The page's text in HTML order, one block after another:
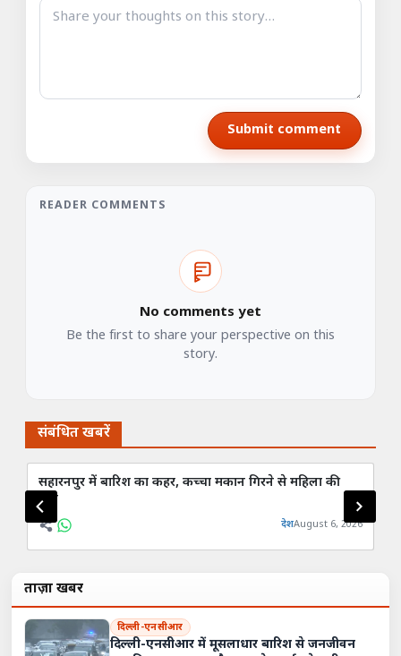
Submit comment
READER COMMENTS
No comments yet
Be the first to share your perspective on this
story.
संबंधित खबरें
सहारनपुर में बारिश का कहर, कच्चा मकान गिरने से महिला की
मौत
देशAugust 6, 2026
ताज़ा खबरें
दिल्ली-एनसीआर
दिल्ली-एनसीआर में मूसलाधार बारिश से जनजीवन